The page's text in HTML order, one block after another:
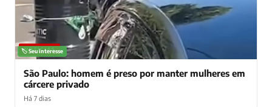
NOTÍCIAS
🏷️ Seu interesse
São Paulo: homem é preso por manter mulheres em
cárcere privado
Há 7 dias